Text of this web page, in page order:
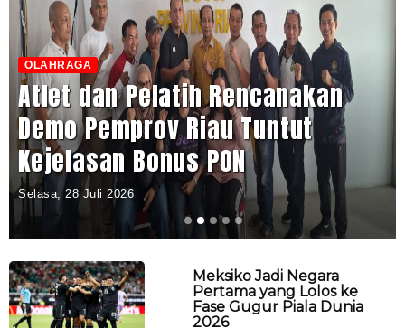
OLAHRAGA
Atlet dan Pelatih Rencanakan
Demo Pemprov Riau Tuntut
Kejelasan Bonus PON
Selasa, 28 Juli 2026
Meksiko Jadi Negara
Pertama yang Lolos ke
Fase Gugur Piala Dunia
2026